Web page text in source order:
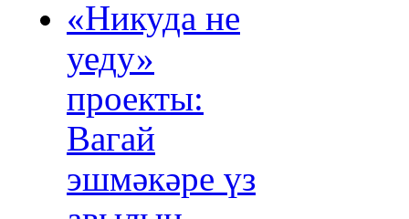
«Никуда не
уеду»
проекты:
Вагай
эшмәкәре үз